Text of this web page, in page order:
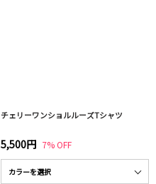
チェリーワンショルルーズTシャツ
5,500円 7% OFF